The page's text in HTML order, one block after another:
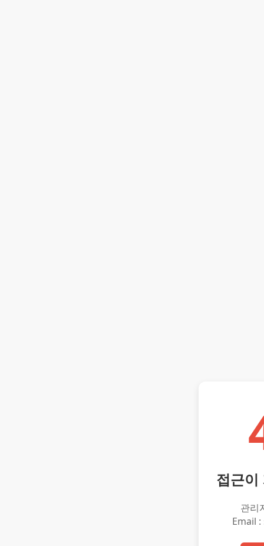
접근이
관리
Email